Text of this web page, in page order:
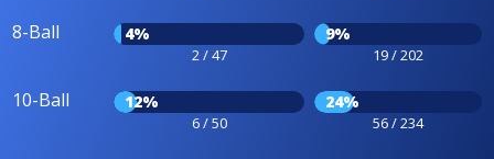
8-Ball 4%
2 / 47
9%
19 / 202
10-Ball 12%
6 / 50
24%
56 / 234